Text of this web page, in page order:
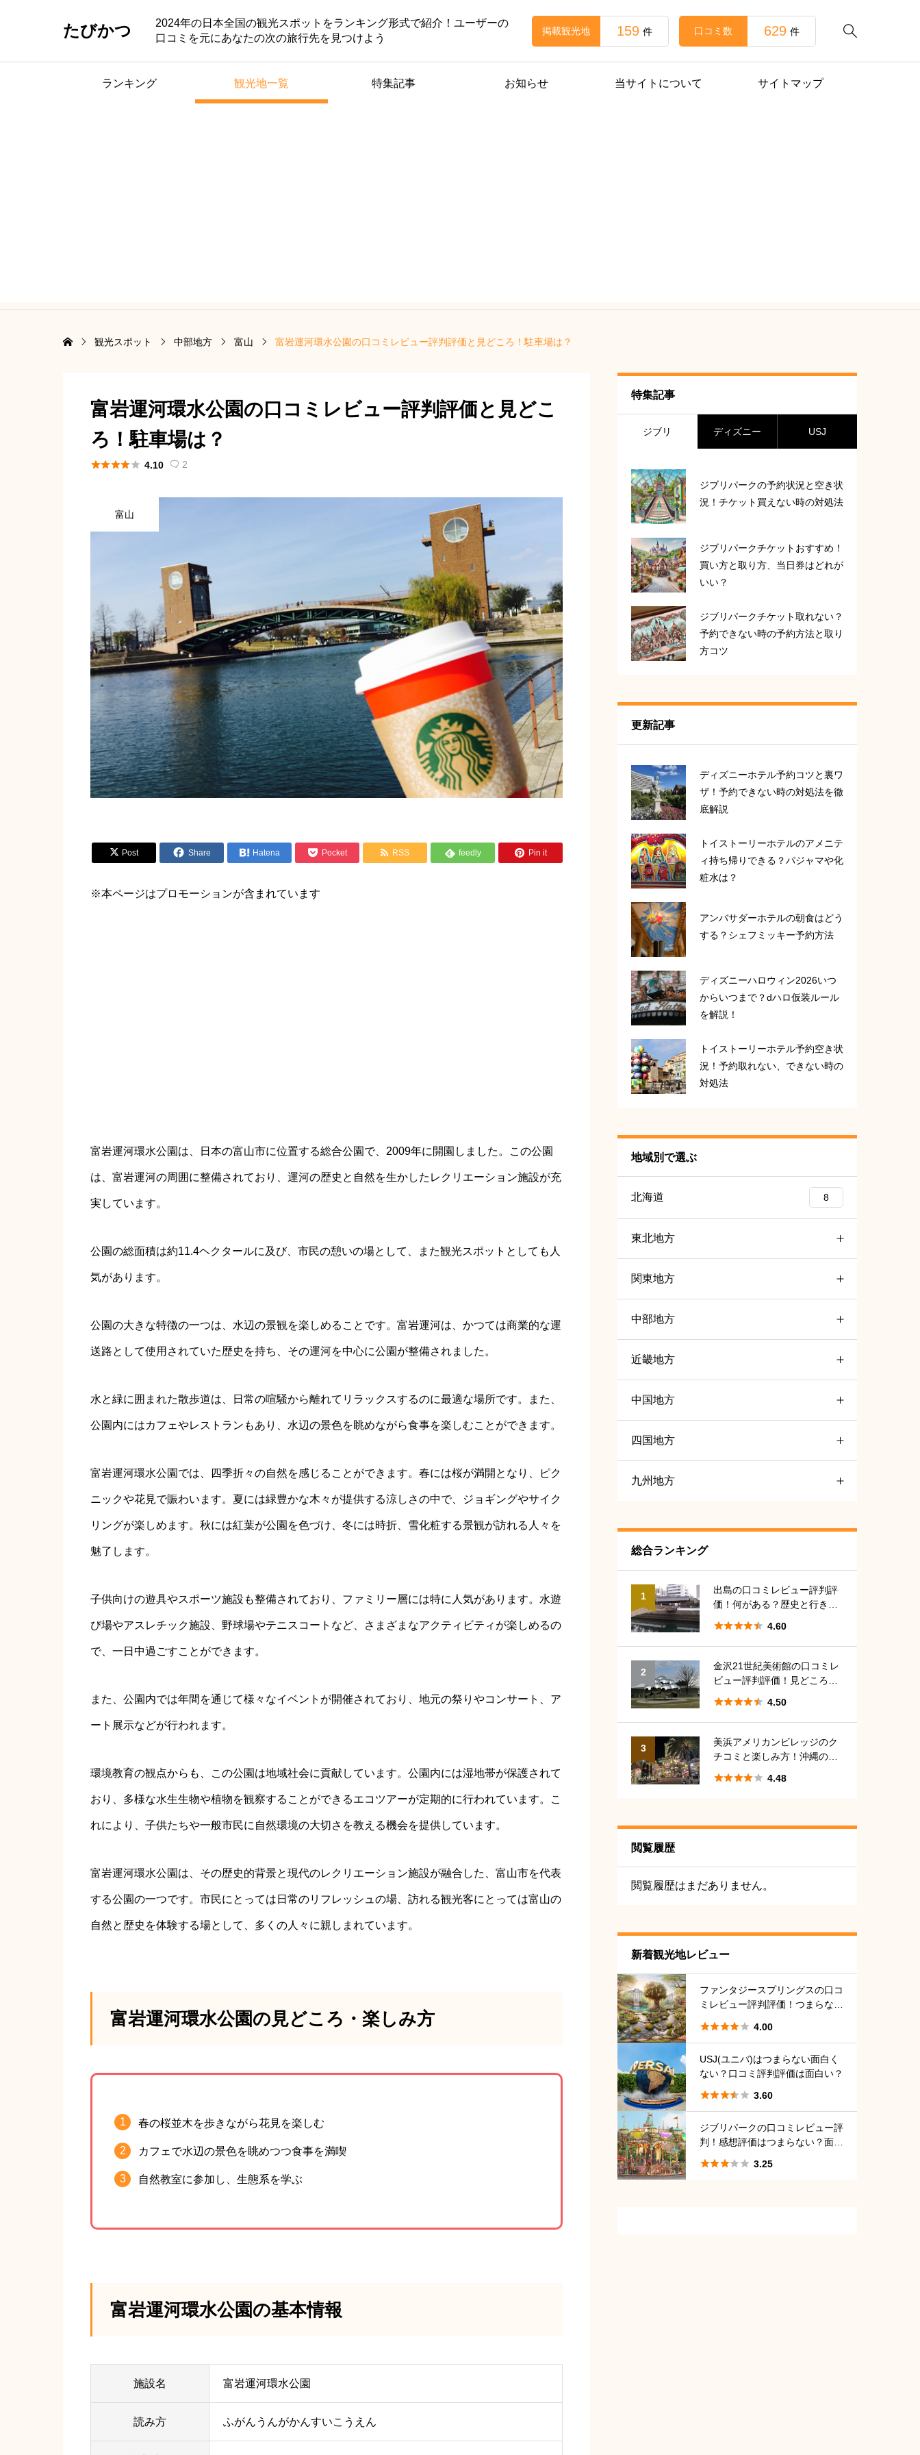
たびかつ
2024年の日本全国の観光スポットをランキング形式で紹介！ユーザーの
口コミを元にあなたの次の旅行先を見つけよう

掲載観光地 159 件 口コミ数 629 件
ランキング 観光地一覧 特集記事 お知らせ 当サイトについて サイトマップ
観光スポット 中部地方 富山 富岩運河環水公園の口コミレビュー評判評価と見どころ！駐車場は？
富岩運河環水公園の口コミレビュー評判評価と見どこ
ろ！駐車場は？
 4.10  2
富山
 Post  Share  Hatena  Pocket  RSS  feedly  Pin it
※本ページはプロモーションが含まれています
富岩運河環水公園は、日本の富山市に位置する総合公園で、2009年に開園しました。この公園
は、富岩運河の周囲に整備されており、運河の歴史と自然を生かしたレクリエーション施設が充
実しています。
公園の総面積は約11.4ヘクタールに及び、市民の憩いの場として、また観光スポットとしても人
気があります。
公園の大きな特徴の一つは、水辺の景観を楽しめることです。富岩運河は、かつては商業的な運
送路として使用されていた歴史を持ち、その運河を中心に公園が整備されました。
水と緑に囲まれた散歩道は、日常の喧騒から離れてリラックスするのに最適な場所です。また、
公園内にはカフェやレストランもあり、水辺の景色を眺めながら食事を楽しむことができます。
富岩運河環水公園では、四季折々の自然を感じることができます。春には桜が満開となり、ピク
ニックや花見で賑わいます。夏には緑豊かな木々が提供する涼しさの中で、ジョギングやサイク
リングが楽しめます。秋には紅葉が公園を色づけ、冬には時折、雪化粧する景観が訪れる人々を
魅了します。
子供向けの遊具やスポーツ施設も整備されており、ファミリー層には特に人気があります。水遊
び場やアスレチック施設、野球場やテニスコートなど、さまざまなアクティビティが楽しめるの
で、一日中過ごすことができます。
また、公園内では年間を通じて様々なイベントが開催されており、地元の祭りやコンサート、ア
ート展示などが行われます。
環境教育の観点からも、この公園は地域社会に貢献しています。公園内には湿地帯が保護されて
おり、多様な水生生物や植物を観察することができるエコツアーが定期的に行われています。こ
れにより、子供たちや一般市民に自然環境の大切さを教える機会を提供しています。
富岩運河環水公園は、その歴史的背景と現代のレクリエーション施設が融合した、富山市を代表
する公園の一つです。市民にとっては日常のリフレッシュの場、訪れる観光客にとっては富山の
自然と歴史を体験する場として、多くの人々に親しまれています。
富岩運河環水公園の見どころ・楽しみ方
春の桜並木を歩きながら花見を楽しむ
カフェで水辺の景色を眺めつつ食事を満喫
自然教室に参加し、生態系を学ぶ
富岩運河環水公園の基本情報
施設名 富岩運河環水公園
読み方 ふがんうんがかんすいこうえん
特集記事
ジブリ ディズニー USJ
ジブリパークの予約状況と空き状
況！チケット買えない時の対処法
ジブリパークチケットおすすめ！
買い方と取り方、当日券はどれが
いい？
ジブリパークチケット取れない？
予約できない時の予約方法と取り
方コツ
更新記事
ディズニーホテル予約コツと裏ワ
ザ！予約できない時の対処法を徹
底解説
トイストーリーホテルのアメニテ
ィ持ち帰りできる？パジャマや化
粧水は？
アンバサダーホテルの朝食はどう
する？シェフミッキー予約方法
ディズニーハロウィン2026いつ
からいつまで？dハロ仮装ルール
を解説！
トイストーリーホテル予約空き状
況！予約取れない、できない時の
対処法
地域別で選ぶ
北海道 8
東北地方
山形
岩手
宮城
秋田
青森
福島
関東地方
茨木
埼玉
栃木
群馬
千葉
東京 16
神奈川 5
中部地方
石川
富山
愛知
長野
静岡 5
近畿地方
三重
大阪
中国地方
島根
四国地方
高知
愛媛 5
九州地方
長崎 8
総合ランキング
1
出島の口コミレビュー評判評
価！何がある？歴史と行き方
 4.60
2
金沢21世紀美術館の口コミレ
ビュー評判評価！見どころや
 4.50
3
美浜アメリカンビレッジのク
チコミと楽しみ方！沖縄の定
 4.48
閲覧履歴
閲覧履歴はまだありません。
新着観光地レビュー
ファンタジースプリングスの口コ
ミレビュー評判評価！つまらな
 4.00
USJ(ユニバ)はつまらない面白く
ない？口コミ評判評価は面白い？
 3.60
ジブリパークの口コミレビュー評
判！感想評価はつまらない？面白
 3.25